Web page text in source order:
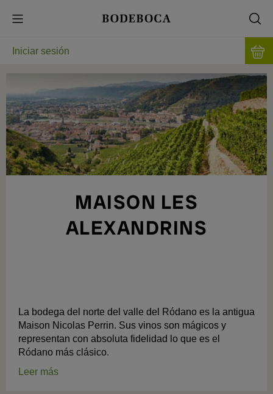
Iniciar sesión
MAISON LES
ALEXANDRINS
La bodega del norte del valle del Ródano es la antigua
Maison Nicolas Perrin. Sus vinos son mágicos y
representan con absoluta fidelidad lo que es el
Ródano más clásico.
Leer más